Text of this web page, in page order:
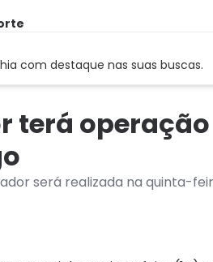
com destaque nas suas buscas.
terá
será realizada na quinta-